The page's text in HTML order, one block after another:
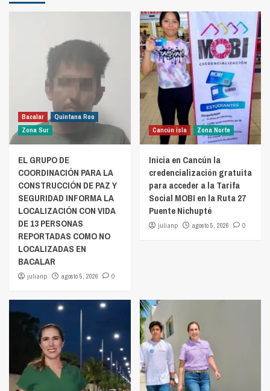
Bacalar
Quintana Roo
Zona Sur
EL GRUPO DE
COORDINACIÓN PARA LA
CONSTRUCCIÓN DE PAZ Y
SEGURIDAD INFORMA LA
LOCALIZACIÓN CON VIDA
DE 13 PERSONAS
REPORTADAS COMO NO
LOCALIZADAS EN
BACALAR
julianp agosto 5, 2026 0
Cancún isla Zona Norte
Inicia en Cancún la
credencialización gratuita
para acceder a la Tarifa
Social MOBI en la Ruta 27
Puente Nichupté
julianp agosto 5, 2026 0